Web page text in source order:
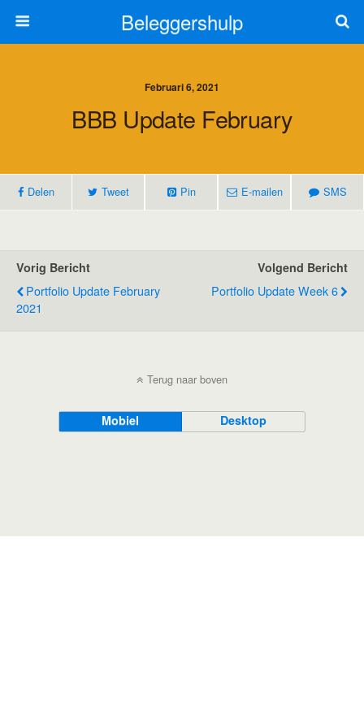
Beleggershulp
Februari 6, 2021
BBB Update February
Delen Tweet Pin E-mailen SMS
Vorig Bericht
Portfolio Update February
2021
Volgend Bericht
Portfolio Update Week 6
Terug naar boven
Mobiel Desktop